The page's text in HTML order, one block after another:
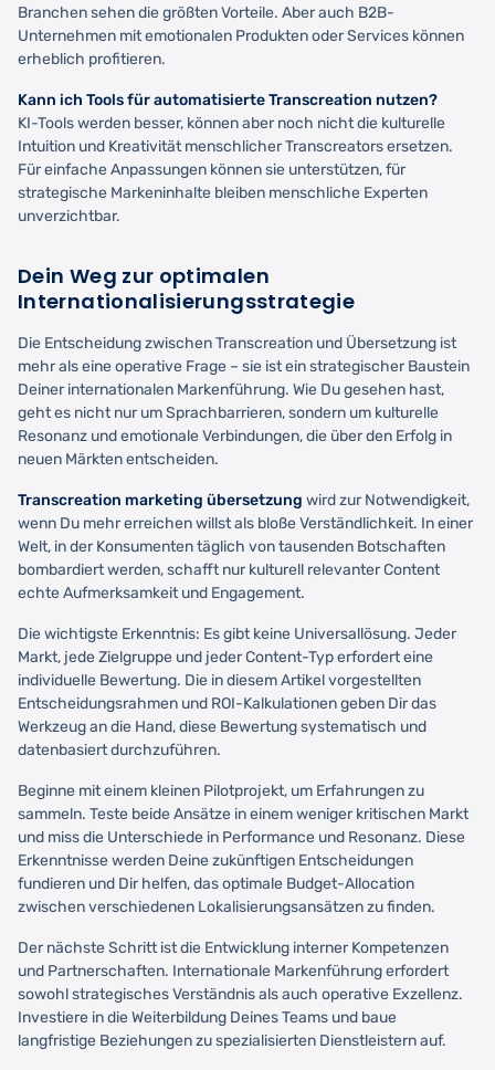
Branchen sehen die größten Vorteile. Aber auch B2B-
Unternehmen mit emotionalen Produkten oder Services können
erheblich profitieren.
Kann ich Tools für automatisierte Transcreation nutzen?
KI-Tools werden besser, können aber noch nicht die kulturelle
Intuition und Kreativität menschlicher Transcreators ersetzen.
Für einfache Anpassungen können sie unterstützen, für
strategische Markeninhalte bleiben menschliche Experten
unverzichtbar.
Dein Weg zur optimalen
Internationalisierungsstrategie
Die Entscheidung zwischen Transcreation und Übersetzung ist
mehr als eine operative Frage – sie ist ein strategischer Baustein
Deiner internationalen Markenführung. Wie Du gesehen hast,
geht es nicht nur um Sprachbarrieren, sondern um kulturelle
Resonanz und emotionale Verbindungen, die über den Erfolg in
neuen Märkten entscheiden.
Transcreation marketing übersetzung wird zur Notwendigkeit,
wenn Du mehr erreichen willst als bloße Verständlichkeit. In einer
Welt, in der Konsumenten täglich von tausenden Botschaften
bombardiert werden, schafft nur kulturell relevanter Content
echte Aufmerksamkeit und Engagement.
Die wichtigste Erkenntnis: Es gibt keine Universallösung. Jeder
Markt, jede Zielgruppe und jeder Content-Typ erfordert eine
individuelle Bewertung. Die in diesem Artikel vorgestellten
Entscheidungsrahmen und ROI-Kalkulationen geben Dir das
Werkzeug an die Hand, diese Bewertung systematisch und
datenbasiert durchzuführen.
Beginne mit einem kleinen Pilotprojekt, um Erfahrungen zu
sammeln. Teste beide Ansätze in einem weniger kritischen Markt
und miss die Unterschiede in Performance und Resonanz. Diese
Erkenntnisse werden Deine zukünftigen Entscheidungen
fundieren und Dir helfen, das optimale Budget-Allocation
zwischen verschiedenen Lokalisierungsansätzen zu finden.
Der nächste Schritt ist die Entwicklung interner Kompetenzen
und Partnerschaften. Internationale Markenführung erfordert
sowohl strategisches Verständnis als auch operative Exzellenz.
Investiere in die Weiterbildung Deines Teams und baue
langfristige Beziehungen zu spezialisierten Dienstleistern auf.